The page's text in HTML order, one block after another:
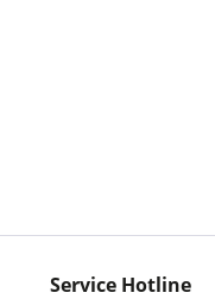
Service Hotline